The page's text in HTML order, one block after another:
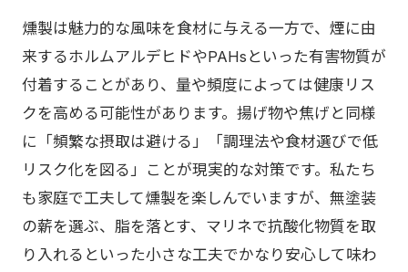
燻製は魅力的な風味を食材に与える一方で、煙に由
来するホルムアルデヒドやPAHsといった有害物質が
付着することがあり、量や頻度によっては健康リス
クを高める可能性があります。揚げ物や焦げと同様
に「頻繁な摂取は避ける」「調理法や食材選びで低
リスク化を図る」ことが現実的な対策です。私たち
も家庭で工夫して燻製を楽しんでいますが、無塗装
の薪を選ぶ、脂を落とす、マリネで抗酸化物質を取
り入れるといった小さな工夫でかなり安心して味わ